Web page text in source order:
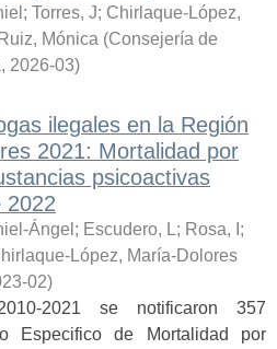
; Torres, J; Chirlaque-López,
Mónica (Consejería de
, 2026-03)
ilegales en la Región
2021: Mortalidad por
psicoactivas
2022
Ángel ; Escudero, L; Rosa, I ;
López, María-Dolores
02)
2021 se notificaron 357
Especifico de Mortalidad por